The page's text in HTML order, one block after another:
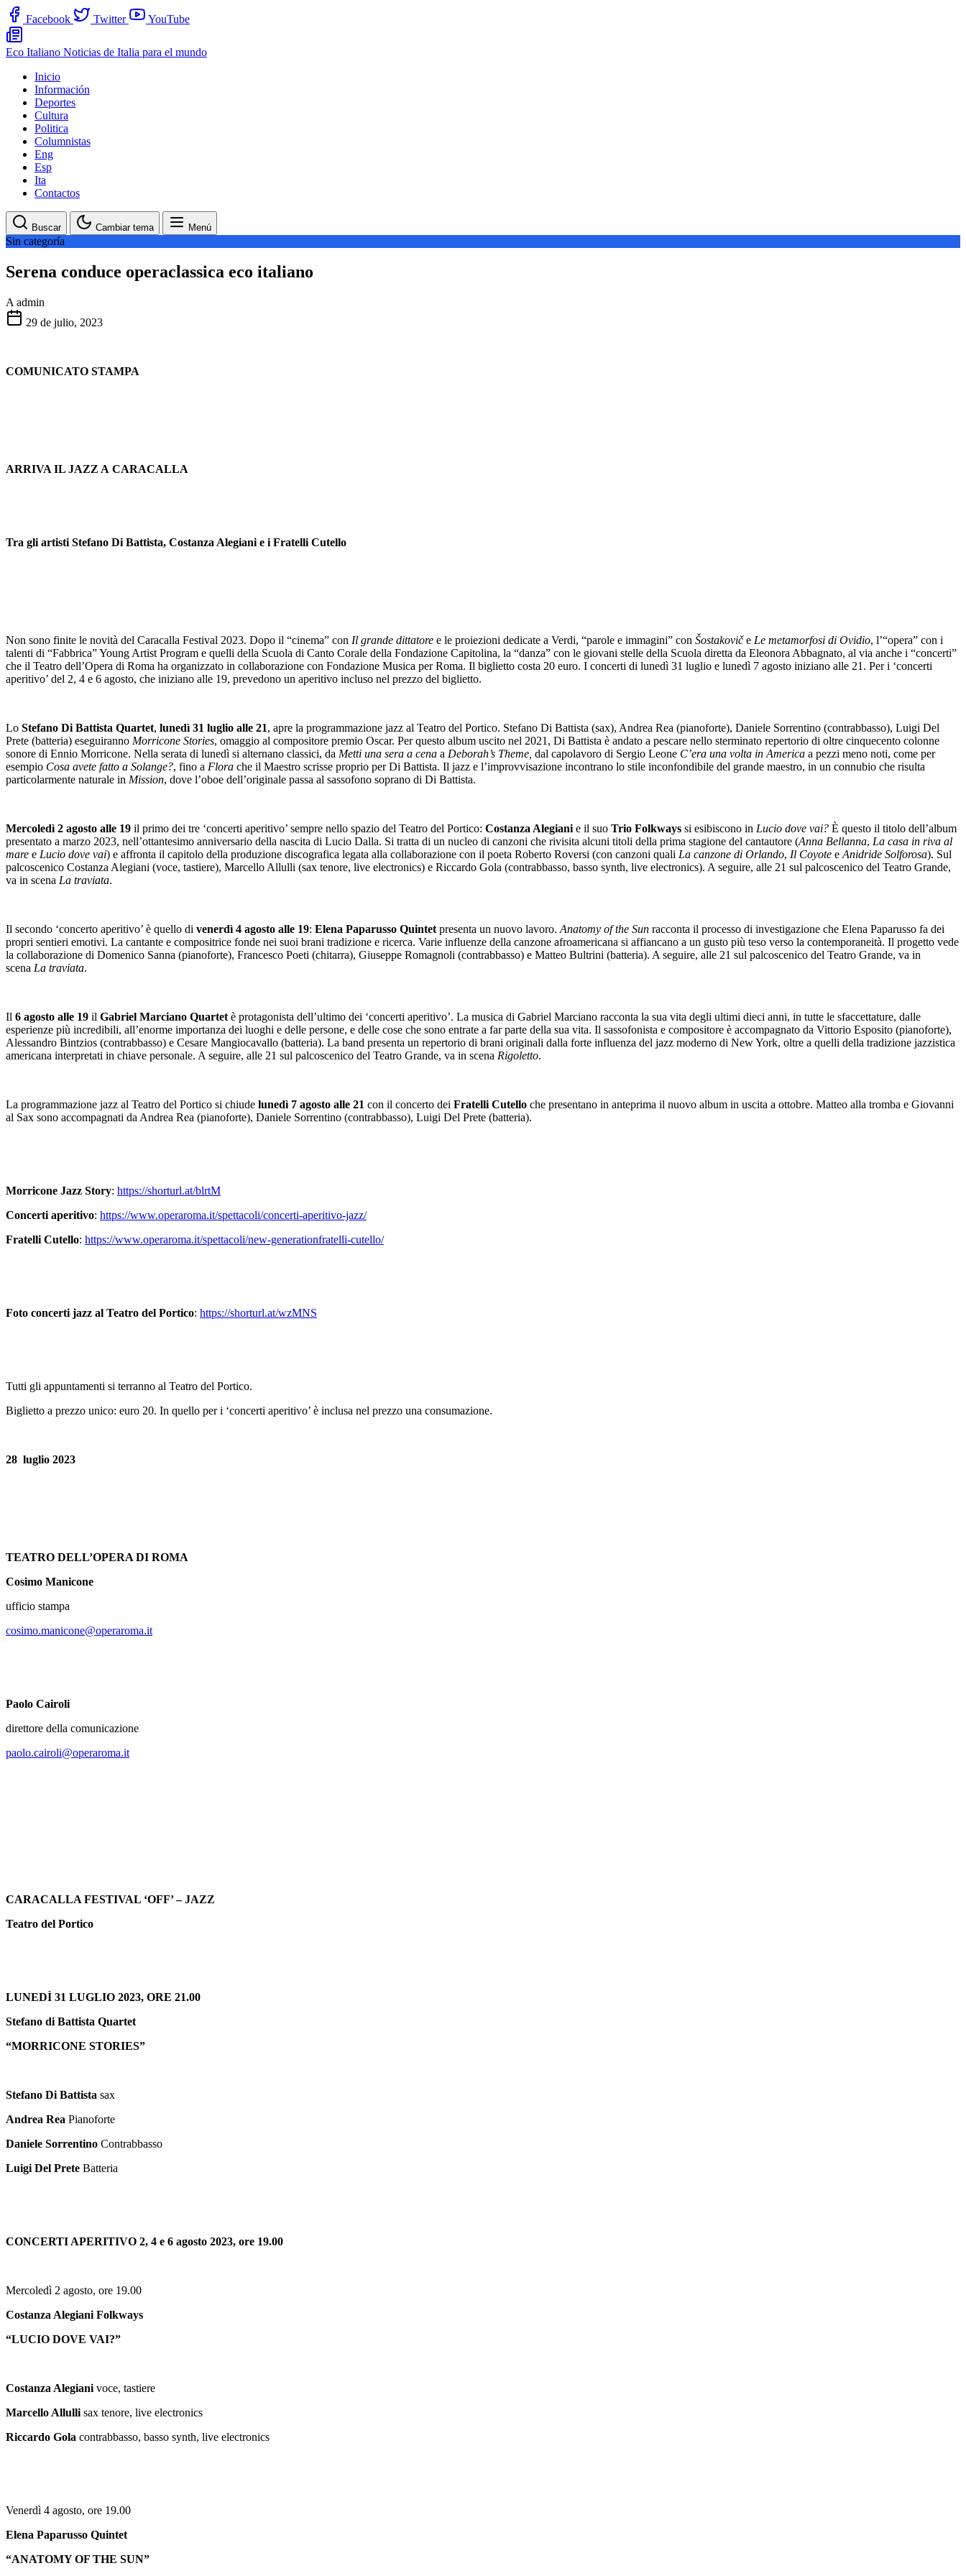
Facebook Twitter YouTube
Eco Italiano Noticias de Italia para el mundo
Inicio
Información
Deportes
Cultura
Politica
Columnistas
Eng
Esp
Ita
Contactos
Buscar Cambiar tema Menú
Sin categoría
Serena conduce operaclassica eco italiano
A admin
29 de julio, 2023
COMUNICATO STAMPA
ARRIVA IL JAZZ A CARACALLA
Tra gli artisti Stefano Di Battista, Costanza Alegiani e i Fratelli Cutello
Non sono finite le novità del Caracalla Festival 2023. Dopo il “cinema” con Il grande dittatore e le proiezioni dedicate a Verdi, “parole e immagini” con Šostakoviče Le metamorfosi di Ovidio, l’“opera” con i
talenti di “Fabbrica” Young Artist Program e quelli della Scuola di Canto Corale della Fondazione Capitolina, la “danza” con le giovani stelle della Scuola diretta da Eleonora Abbagnato, al via anche i “concerti”
che il Teatro dell’Opera di Roma ha organizzato in collaborazione con Fondazione Musica per Roma. Il biglietto costa 20 euro. I concerti di lunedì 31 luglio e lunedì 7 agosto iniziano alle 21. Per i ‘concerti
aperitivo’ del 2, 4 e 6 agosto, che iniziano alle 19, prevedono un aperitivo incluso nel prezzo del biglietto.
Lo Stefano Di Battista Quartet, lunedì 31 luglio alle 21, apre la programmazione jazz al Teatro del Portico. Stefano Di Battista (sax), Andrea Rea (pianoforte), Daniele Sorrentino (contrabbasso), Luigi Del
Prete (batteria) eseguiranno Morricone Stories, omaggio al compositore premio Oscar. Per questo album uscito nel 2021, Di Battista è andato a pescare nello sterminato repertorio di oltre cinquecento colonne
sonore di Ennio Morricone. Nella serata di lunedì si alternano classici, da Metti una sera a cena a Deborah’s Theme dal capolavoro di Sergio Leone C’era una volta in America a pezzi meno noti, come per
esempio Cosa avete fatto a Solange?, fino a Flora che il Maestro scrisse proprio per Di Battista. Il jazz e l’improvvisazione incontrano lo stile inconfondibile del grande maestro, in un connubio che risulta
particolarmente naturale in Mission, dove l’oboe dell’originale passa al sassofono soprano di Di Battista.
Mercoledì 2 agosto alle 19 il primo dei tre ‘concerti aperitivo’ sempre nello spazio del Teatro del Portico: Costanza Alegiani e il suo Trio Folkways si esibiscono in Lucio dove vai? È questo il titolo dell’album
presentato a marzo 2023, nell’ottantesimo anniversario della nascita di Lucio Dalla. Si tratta di un nucleo di canzoni che rivisita alcuni titoli della prima stagione del cantautore (Anna Bellanna, La casa in riva al
mare e Lucio dove vai) e affronta il capitolo della produzione discografica legata alla collaborazione con il poeta Roberto Roversi (con canzoni quali La canzone di Orlando, Il Coyote e Anidride Solforosa). Sul
palcoscenico Costanza Alegiani (voce, tastiere), Marcello Allulli (sax tenore, live electronics) e Riccardo Gola (contrabbasso, basso synth, live electronics). A seguire, alle 21 sul palcoscenico del Teatro Grande,
va in scena La traviata.
Il secondo ‘concerto aperitivo’ è quello di venerdì 4 agosto alle 19: Elena Paparusso Quintet presenta un nuovo lavoro. Anatomy of the Sun racconta il processo di investigazione che Elena Paparusso fa dei
propri sentieri emotivi. La cantante e compositrice fonde nei suoi brani tradizione e ricerca. Varie influenze della canzone afroamericana si affiancano a un gusto più teso verso la contemporaneità. Il progetto vede
la collaborazione di Domenico Sanna (pianoforte), Francesco Poeti (chitarra), Giuseppe Romagnoli (contrabbasso) e Matteo Bultrini (batteria). A seguire, alle 21 sul palcoscenico del Teatro Grande, va in
scena La traviata.
Il 6 agosto alle 19 il Gabriel Marciano Quartet è protagonista dell’ultimo dei ‘concerti aperitivo’. La musica di Gabriel Marciano racconta la sua vita degli ultimi dieci anni, in tutte le sfaccettature, dalle
esperienze più incredibili, all’enorme importanza dei luoghi e delle persone, e delle cose che sono entrate a far parte della sua vita. Il sassofonista e compositore è accompagnato da Vittorio Esposito (pianoforte),
Alessandro Bintzios (contrabbasso) e Cesare Mangiocavallo (batteria). La band presenta un repertorio di brani originali dalla forte influenza del jazz moderno di New York, oltre a quelli della tradizione jazzistica
americana interpretati in chiave personale. A seguire, alle 21 sul palcoscenico del Teatro Grande, va in scena Rigoletto.
La programmazione jazz al Teatro del Portico si chiude lunedì 7 agosto alle 21 con il concerto dei Fratelli Cutello che presentano in anteprima il nuovo album in uscita a ottobre. Matteo alla tromba e Giovanni
al Sax sono accompagnati da Andrea Rea (pianoforte), Daniele Sorrentino (contrabbasso), Luigi Del Prete (batteria).
Morricone Jazz Story: https://shorturl.at/blrtM
Concerti aperitivo: https://www.operaroma.it/spettacoli/concerti-aperitivo-jazz/
Fratelli Cutello: https://www.operaroma.it/spettacoli/new-generationfratelli-cutello/
Foto concerti jazz al Teatro del Portico: https://shorturl.at/wzMNS
Tutti gli appuntamenti si terranno al Teatro del Portico.
Biglietto a prezzo unico: euro 20. In quello per i ‘concerti aperitivo’ è inclusa nel prezzo una consumazione.
28 luglio 2023
TEATRO DELL’OPERA DI ROMA
Cosimo Manicone
ufficio stampa
cosimo.manicone@operaroma.it
Paolo Cairoli
direttore della comunicazione
paolo.cairoli@operaroma.it
CARACALLA FESTIVAL ‘OFF’ – JAZZ
Teatro del Portico
LUNEDÌ 31 LUGLIO 2023, ORE 21.00
Stefano di Battista Quartet
“MORRICONE STORIES”
Stefano Di Battista sax
Andrea Rea Pianoforte
Daniele Sorrentino Contrabbasso
Luigi Del Prete Batteria
CONCERTI APERITIVO 2, 4 e 6 agosto 2023, ore 19.00
Mercoledì 2 agosto, ore 19.00
Costanza Alegiani Folkways
“LUCIO DOVE VAI?”
Costanza Alegiani voce, tastiere
Marcello Allulli sax tenore, live electronics
Riccardo Gola contrabbasso, basso synth, live electronics
Venerdì 4 agosto, ore 19.00
Elena Paparusso Quintet
“ANATOMY OF THE SUN”